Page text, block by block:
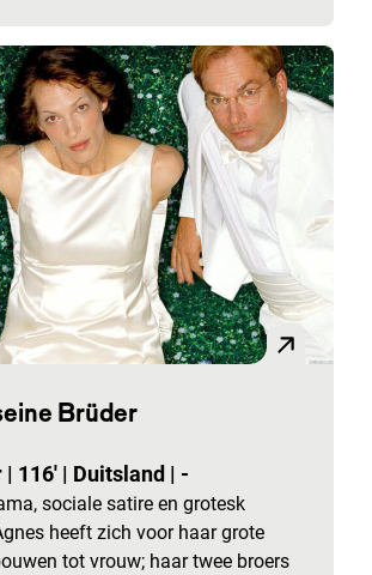
Brüder
| 116' | Duitsland | -
sociale satire en grotesk
heeft zich voor haar grote
tot vrouw; haar twee broers